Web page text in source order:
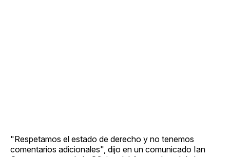
"Respetamos el estado de derecho y no tenemos
comentarios adicionales", dijo en un comunicado Ian